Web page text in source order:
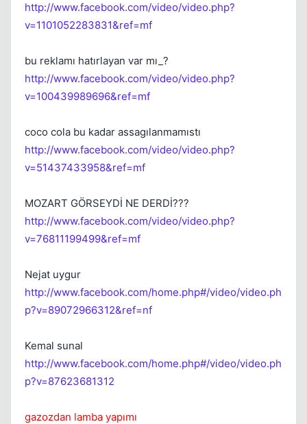
http://www.facebook.com/video/video.php?
v=1101052283831&ref=mf
bu reklamı hatırlayan var mı_?
http://www.facebook.com/video/video.php?
v=100439989696&ref=mf
coco cola bu kadar assagılanmamıstı
http://www.facebook.com/video/video.php?
v=51437433958&ref=mf
MOZART GÖRSEYDİ NE DERDİ???
http://www.facebook.com/video/video.php?
v=76811199499&ref=mf
Nejat uygur
http://www.facebook.com/home.php#/video/video.ph
p?v=89072966312&ref=nf
Kemal sunal
http://www.facebook.com/home.php#/video/video.ph
p?v=87623681312
gazozdan lamba yapımı